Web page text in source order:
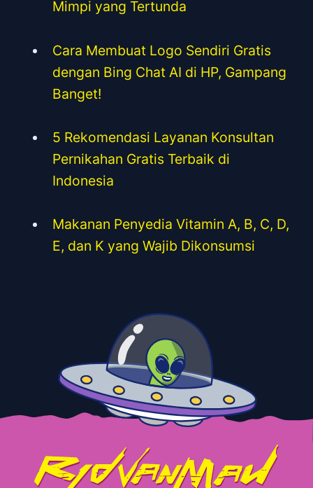
sebagai Negara Mega Biodiversity?
"A Journey Within" by Ridvan, Album
Cara Membuat Logo Sendiri Gratis
dengan Bing Chat AI di HP, Gampang
5 Rekomendasi Layanan Konsultan
Makanan Penyedia Vitamin A, B, C, D,
E, dan K yang Wajib Dikonsumsi